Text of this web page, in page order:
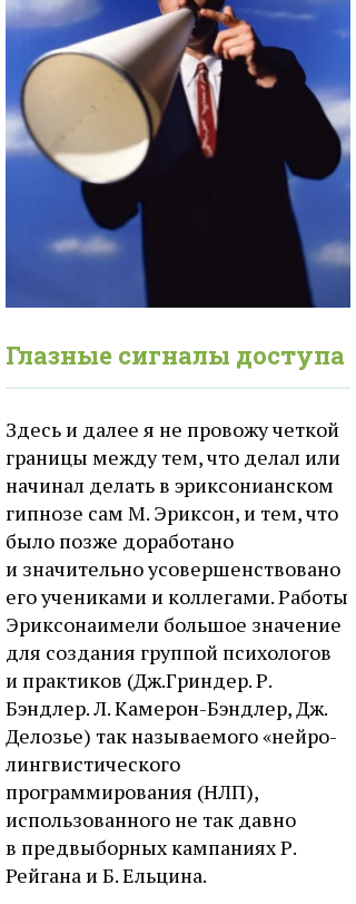
Глазные сигналы доступа
Здесь и далее я не провожу четкой
границы между тем, что делал или
начинал делать в эриксонианском
гипнозе сам М. Эриксон, и тем, что
было позже доработано
и значительно усовершенствовано
его учениками и коллегами. Работы
Эриксонаимели большое значение
для создания группой психологов
и практиков (Дж.Гриндер. Р.
Бэндлер. Л. Камерон-Бэндлер, Дж.
Делозье) так называемого «нейро-
лингвистического
программирования (НЛП),
использованного не так давно
в предвыборных кампаниях Р.
Рейгана и Б. Ельцина.